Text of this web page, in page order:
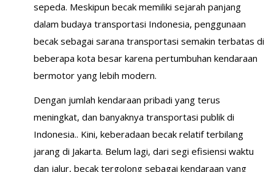
sepeda. Meskipun becak memiliki sejarah panjang
dalam budaya transportasi Indonesia, penggunaan
becak sebagai sarana transportasi semakin terbatas di
beberapa kota besar karena pertumbuhan kendaraan
bermotor yang lebih modern.
Dengan jumlah kendaraan pribadi yang terus
meningkat, dan banyaknya transportasi publik di
Indonesia.. Kini, keberadaan becak relatif terbilang
jarang di Jakarta. Belum lagi, dari segi efisiensi waktu
dan jalur, becak tergolong sebagai kendaraan yang